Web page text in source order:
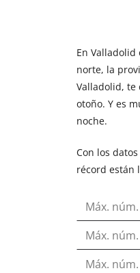
En
norte, la
Valladolid, te
otoño. Y es
noche.
Con los
récord están
Máx.
Máx.
Máx.